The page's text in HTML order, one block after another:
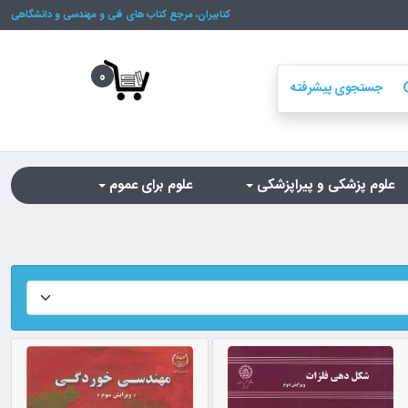
کتابیران، مرجع کتاب های فنی و مهندسی و دانشگاهی
جستجوی پیشرفته
0
علوم پزشکی و پیراپزشکی علوم برای عموم